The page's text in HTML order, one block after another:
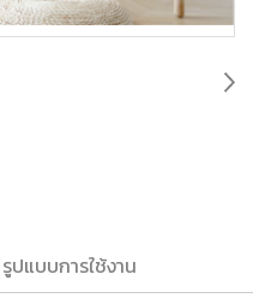
รูปแบบการใช้งาน